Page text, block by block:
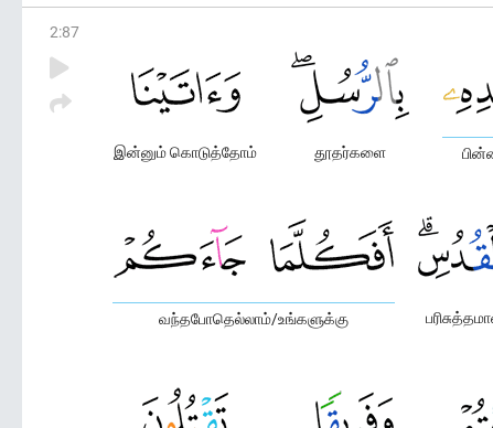
2:87
தூதர்களை
இன்னும் கொடுத்தோம்
வந்தபோதெல்லாம்/உங்களுக்கு